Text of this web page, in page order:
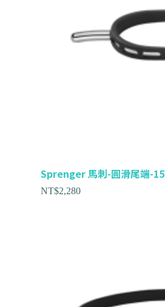
Sprenger 馬刺-圓滑尾端-15
NT$2,280